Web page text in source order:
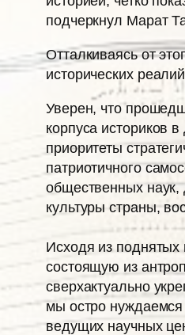
подчеркнул Марат
Отталкиваясь от
исторических
Уверен, что
корпуса историков
приоритеты
патриотичного
общественных наук,
культуры страны,
Исходя из
состоящую из
сверхактуально
мы остро нуждаемся
ведущих научных